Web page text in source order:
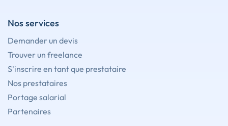
Nos services
Demander un devis
Trouver un freelance
S'inscrire en tant que prestataire
Nos prestataires
Portage salarial
Partenaires